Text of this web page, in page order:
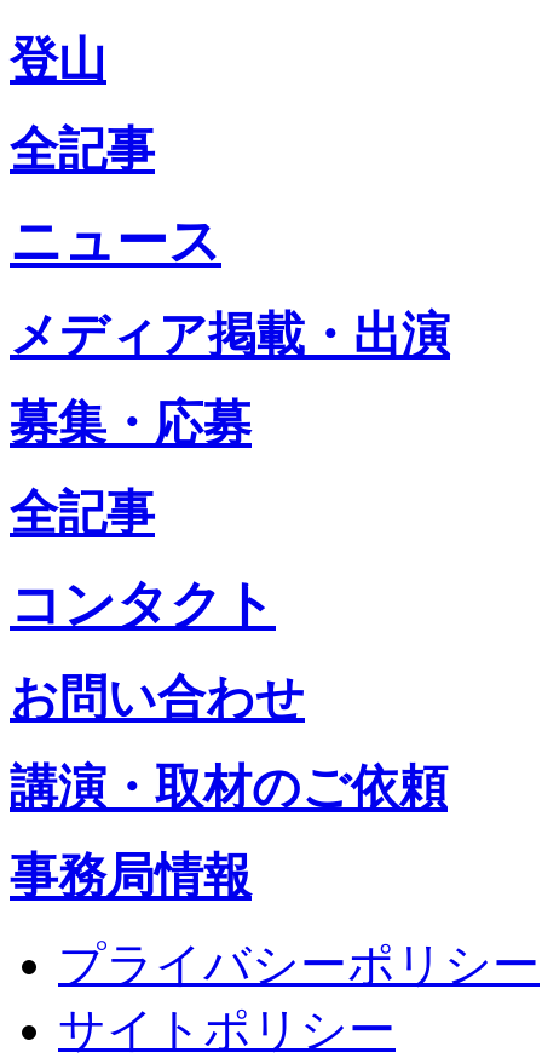
登山
全記事
ニュース
メディア掲載・出演
募集・応募
全記事
コンタクト
お問い合わせ
講演・取材のご依頼
事務局情報
プライバシーポリシー
サイトポリシー